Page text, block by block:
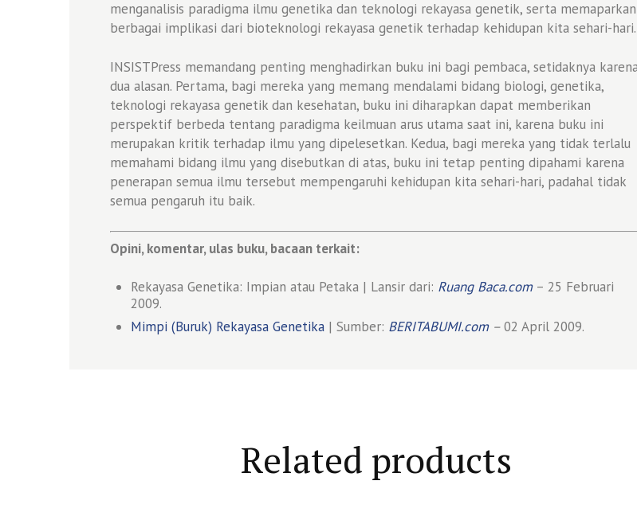
menganalisis paradigma ilmu genetika dan teknologi rekayasa genetik, serta memaparkan
berbagai implikasi dari bioteknologi rekayasa genetik terhadap kehidupan kita sehari-hari.
INSISTPress memandang penting menghadirkan buku ini bagi pembaca, setidaknya
dua alasan. Pertama, bagi mereka yang memang mendalami bidang biologi, genetika,
teknologi rekayasa genetik dan kesehatan, buku ini diharapkan dapat memberikan
perspektif berbeda tentang paradigma keilmuan arus utama saat ini, karena buku ini
merupakan kritik terhadap ilmu yang dipelesetkan. Kedua, bagi mereka yang tidak terlalu
memahami bidang ilmu yang disebutkan di atas, buku ini tetap penting dipahami karena
penerapan semua ilmu tersebut mempengaruhi kehidupan kita sehari-hari, padahal tidak
semua pengaruh itu baik.
Opini, komentar, ulas buku, bacaan terkait:
Rekayasa Genetika: Impian atau Petaka | Lansir dari: Ruang Baca.com– 25 Februari
2009.
Mimpi (Buruk) Rekayasa Genetika| Sumber: BERITABUMI.com–02 April 2009.
Related products